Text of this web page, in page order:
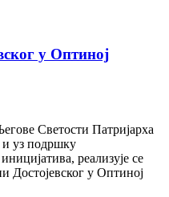
у Оптиној
Светости Патријарха
и уз подршку
реализује се
Достојевског у Оптиној